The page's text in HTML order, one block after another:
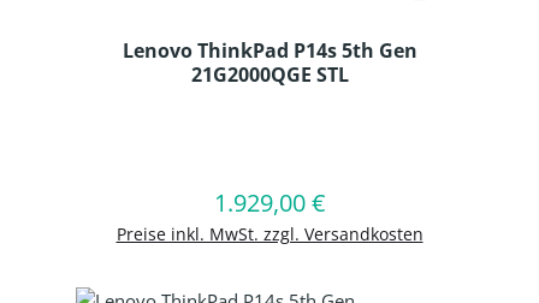
Lenovo ThinkPad P14s 5th Gen
21G2000QGE STL
Regulärer Preis:
1.929,00 €
Preise inkl. MwSt. zzgl. Versandkosten
In den Warenkorb